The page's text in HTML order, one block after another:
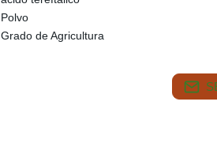
Polvo
Grado de Agricultura